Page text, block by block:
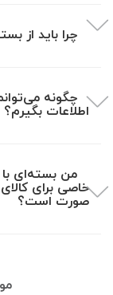
چرا باید از
چگونه
اطلاعات بگیرم؟
من بسته‌ای با
خاصی برای
صورت است؟